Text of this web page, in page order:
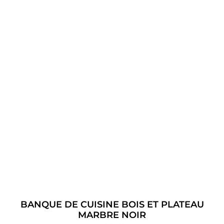
BANQUE DE CUISINE BOIS ET PLATEAU
MARBRE NOIR